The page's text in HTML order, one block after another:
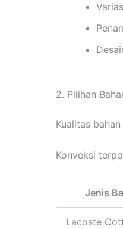
2. Pilihan
Kualitas
Konveksi
Jenis
Lacoste